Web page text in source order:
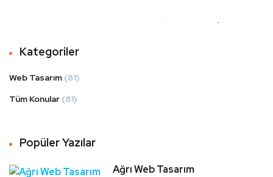
Kategoriler
Web Tasarım (81)
Tüm Konular (81)
Popüler Yazılar
Ağrı Web Tasarım